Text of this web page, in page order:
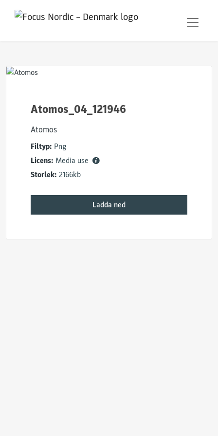
Atomos_04_121946
Atomos
Filtyp: Png
Licens: Media use
Storlek: 2166kb
Ladda ned